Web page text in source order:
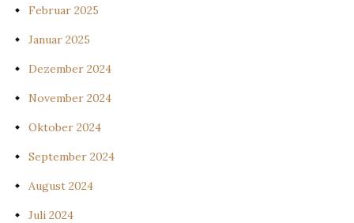
Februar 2025
Januar 2025
Dezember 2024
November 2024
Oktober 2024
September 2024
August 2024
Juli 2024